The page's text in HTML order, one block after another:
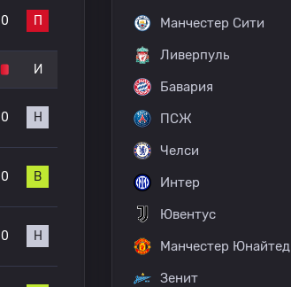
0 П
И
0 Н
0 В
0 Н
Манчестер Сити
Ливерпуль
Бавария
ПСЖ
Челси
Интер
Ювентус
Манчестер Юнайтед
Зенит